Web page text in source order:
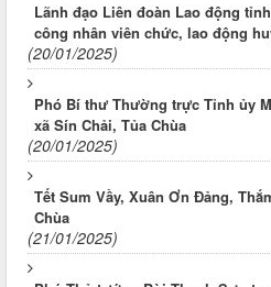
Lãnh đạo Liên đoàn Lao động
công nhân viên chức, lao động
(20/01/2025)
Phó Bí thư Thường trực Tỉnh ủy
xã Sín Chải, Tủa Chùa
(20/01/2025)
Tết Sum Vầy, Xuân Ơn Đảng,
Chùa
(21/01/2025)